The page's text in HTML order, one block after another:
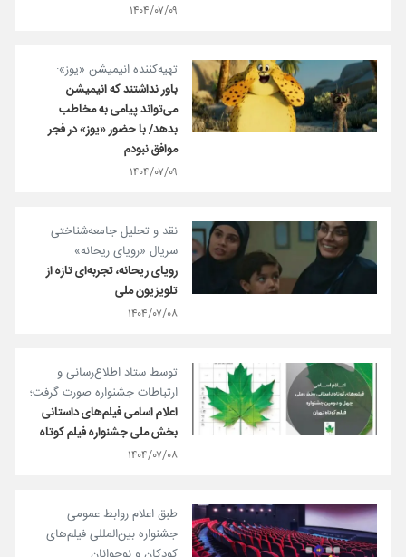
۱۴۰۴/۰۷/۰۹
تهیه‌کننده انیمیشن «یوز»:
باور نداشتند که انیمیشن
می‌تواند پیامی به مخاطب
بدهد/ با حضور «یوز» در فجر
موافق نبودم
۱۴۰۴/۰۷/۰۹
نقد و تحلیل جامعه‌شناختی
سریال «رویای ریحانه»
رویای ریحانه، تجربه‌ای تازه از
تلویزیون ملی
۱۴۰۴/۰۷/۰۸
توسط ستاد اطلاع‌رسانی و
ارتباطات جشنواره صورت گرفت؛
اعلام اسامی فیلم‌های داستانی
بخش ملی جشنواره فیلم کوتاه
۱۴۰۴/۰۷/۰۸
طبق اعلام روابط عمومی
جشنواره بین‌المللی فیلم‌های